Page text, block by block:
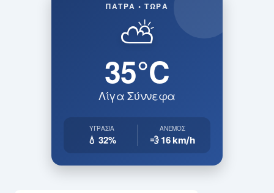
ΠΆΤΡΑ • ΤΏΡΑ
⛅
35°C
Λίγα Σύννεφα
ΥΓΡΑΣΊΑ
💧 32%
ΆΝΕΜΟΣ
💨 16km/h